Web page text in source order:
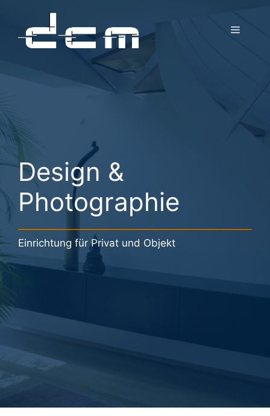
springen
Menü
Design &
Photographie
Einrichtung für Privat und Objekt